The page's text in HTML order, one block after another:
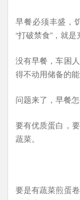
早餐必须丰盛，
“打破禁食”，就是
没有早餐，车困
得不动用储备的能
问题来了，早餐
要有优质蛋白，
蔬菜。
要是有蔬菜煎蛋